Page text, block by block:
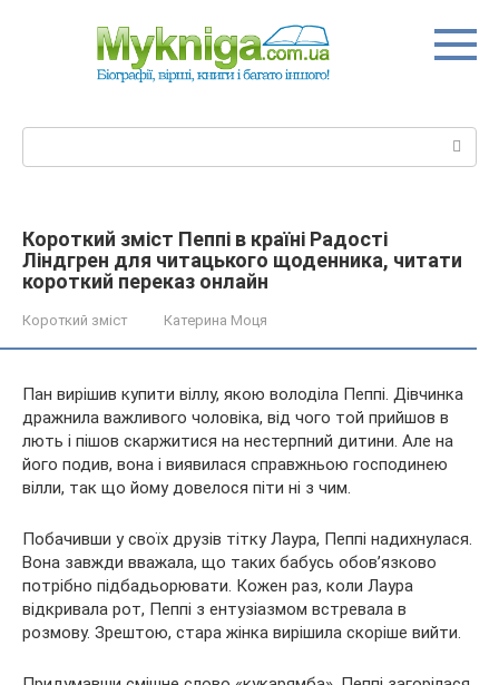
Короткий зміст Пеппі в країні Радості
Ліндгрен для читацького щоденника, читати
короткий переказ онлайн
Короткий зміст Катерина Моця
Пан вирішив купити віллу, якою володіла Пеппі. Дівчинка
дражнила важливого чоловіка, від чого той прийшов в
лють і пішов скаржитися на нестерпний дитини. Але на
його подив, вона і виявилася справжньою господинею
вілли, так що йому довелося піти ні з чим.
Побачивши у своїх друзів тітку Лаура, Пеппі надихнулася.
Вона завжди вважала, що таких бабусь обов’язково
потрібно підбадьорювати. Кожен раз, коли Лаура
відкривала рот, Пеппі з ентузіазмом встревала в
розмову. Зрештою, стара жінка вирішила скоріше вийти.